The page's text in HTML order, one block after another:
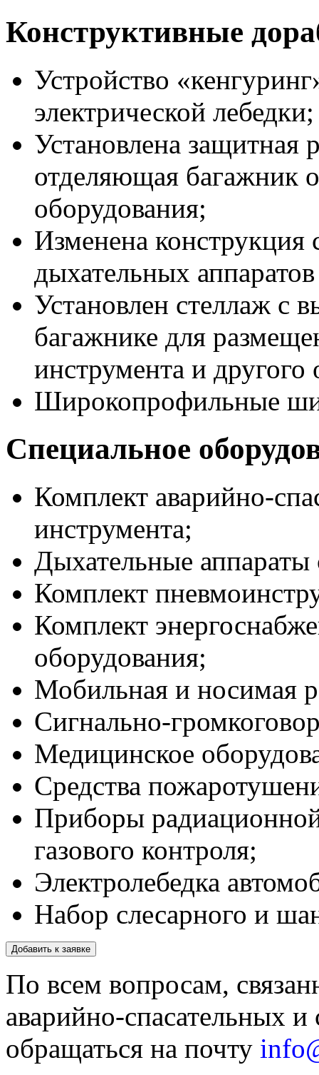
Конструктивные
Устройство
электрической лебедки;
Установлена защитная
отделяющая багажник
оборудования;
Изменена
дыхательных
Установлен стеллаж с
багажнике для
инструмента и другого
Широкопрофильные
Специальное
Комплект аварийно-
инструмента;
Дыхательные аппараты
Комплект
Комплект
оборудования;
Мобильная и носимая
Сигнально-
Медицинское
Средства
Приборы
газового контроля;
Электролебедка
Набор слесарного и
Добавить к заявке
По всем вопросам,
аварийно-спасательных
обращаться на почту